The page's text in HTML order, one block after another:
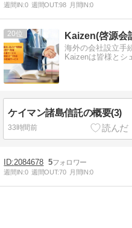
週間IN:0 週間OUT:98 月間IN:0
20 Kaizen(啓源会
海外の会社設立手
Kaizenは皆様とシ
ケイマン諸島信託の概要(3)
33時間前
2084678 5
週間IN:0 週間OUT:70 月間IN:0